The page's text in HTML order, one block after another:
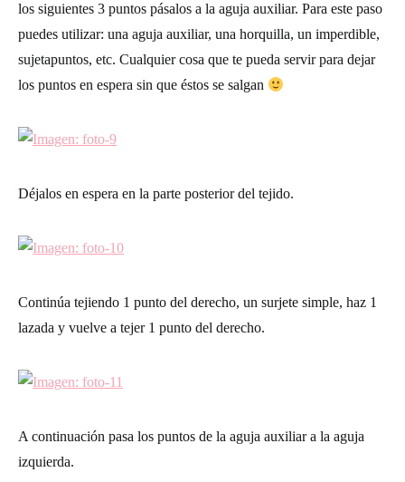
los siguientes 3 puntos pásalos a la aguja auxiliar. Para este paso
puedes utilizar: una aguja auxiliar, una horquilla, un imperdible,
sujetapuntos, etc. Cualquier cosa que te pueda servir para dejar
los puntos en espera sin que éstos se salgan
Déjalos en espera en la parte posterior del tejido.
Continúa tejiendo 1 punto del derecho, un surjete simple, haz 1
lazada y vuelve a tejer 1 punto del derecho.
A continuación pasa los puntos de la aguja auxiliar a la aguja
izquierda.